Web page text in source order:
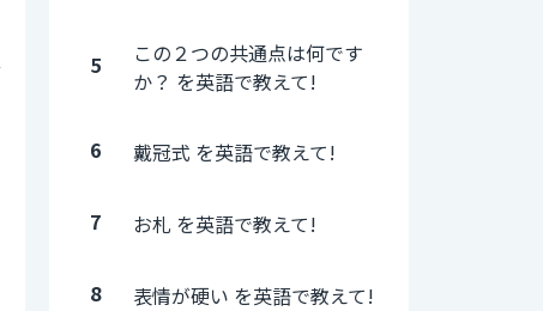
5
この２つの共通点は何です
か？ を英語で教えて!
6 戴冠式 を英語で教えて!
7 お札 を英語で教えて!
8 表情が硬い を英語で教えて!